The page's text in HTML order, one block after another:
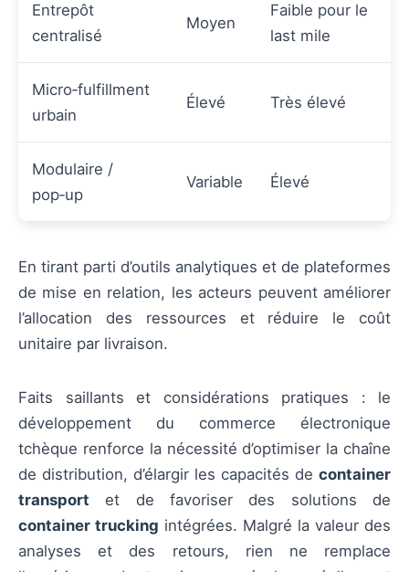
Entrepôt
centralisé
Moyen
Faible pour le
last mile
Micro‑fulfillment
urbain
Élevé Très élevé
Modulaire /
pop‑up
Variable Élevé
En tirant parti d’outils analytiques et de plateformes
de mise en relation, les acteurs peuvent améliorer
l’allocation des ressources et réduire le coût
unitaire par livraison.
Faits saillants et considérations pratiques : le
développement du commerce électronique
tchèque renforce la nécessité d’optimiser la chaîne
de distribution, d’élargir les capacités de container
transport et de favoriser des solutions de
container trucking intégrées. Malgré la valeur des
analyses et des retours, rien ne remplace